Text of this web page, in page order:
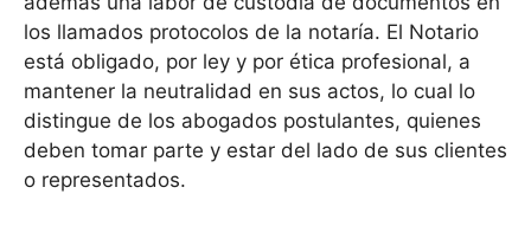
los llamados protocolos de la notaría. El Notario
está obligado, por ley y por ética profesional, a
mantener la neutralidad en sus actos, lo cual lo
distingue de los abogados postulantes, quienes
deben tomar parte y estar del lado de sus clientes
o representados.